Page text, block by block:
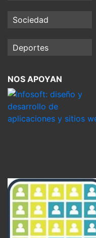
Sociedad
Deportes
NOS APOYAN